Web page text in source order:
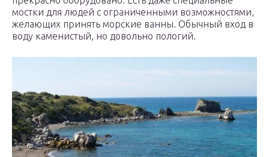
мостки для людей с ограниченными возможностями,
желающих принять морские ванны. Обычный вход в
воду каменистый, но довольно пологий.